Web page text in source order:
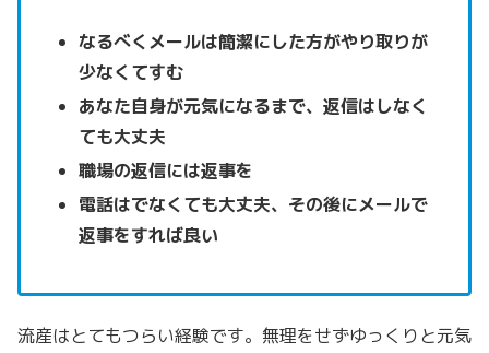
なるべくメールは簡潔にした方がやり取りが
少なくてすむ
あなた自身が元気になるまで、返信はしなく
ても大丈夫
職場の返信には返事を
電話はでなくても大丈夫、その後にメールで
返事をすれば良い
流産はとてもつらい経験です。 無理をせずゆっくりと元気